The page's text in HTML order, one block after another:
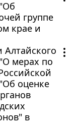
группе
крае и
мерах по
оценке
в